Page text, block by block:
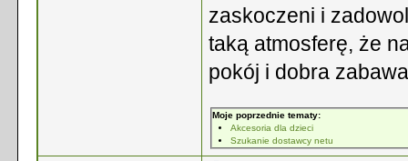
zaskoczeni i
taką atmosferę, że
pokój i dobra
Moje poprzednie tematy:
Akcesoria dla dzieci
Szukanie dostawcy netu